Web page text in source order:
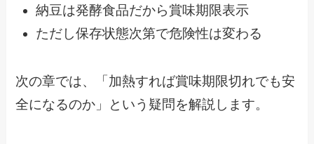
納豆は発酵食品だから賞味期限表示
ただし保存状態次第で危険性は変わる
次の章では、「加熱すれば賞味期限切れでも安
全になるのか」という疑問を解説します。